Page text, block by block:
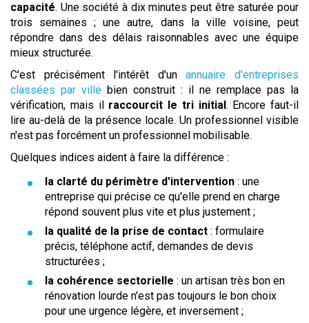
capacité. Une société à dix minutes peut être saturée pour
trois semaines ; une autre, dans la ville voisine, peut
répondre dans des délais raisonnables avec une équipe
mieux structurée.
C'est précisément l'intérêt d'unannuaire d'entreprises
classées par ville bien construit : il ne remplace pas la
vérification, mais il raccourcit le tri initial . Encore faut-il
lire au-delà de la présence locale. Un professionnel visible
n'est pas forcément un professionnel mobilisable.
Quelques indices aident à faire la différence :
la clarté du périmètre d'intervention : une
entreprise qui précise ce qu'elle prend en charge
répond souvent plus vite et plus justement ;
la qualité de la prise de contact : formulaire
précis, téléphone actif, demandes de devis
structurées ;
la cohérence sectorielle : un artisan très bon en
rénovation lourde n'est pas toujours le bon choix
pour une urgence légère, et inversement ;